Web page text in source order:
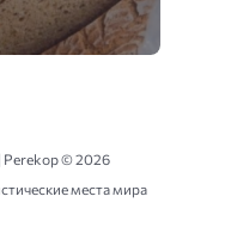
Perekop ©2026
места мира